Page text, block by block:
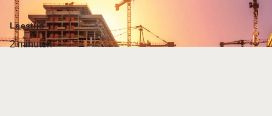
Leestijd
2 minuten